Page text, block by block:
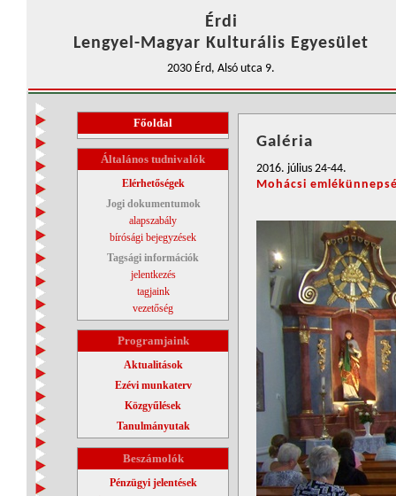
Érdi
Lengyel-Magyar Kulturális Egyesület
2030 Érd, Alsó utca 9.
Főoldal
Általános tudnivalók
Elérhetőségek
Jogi dokumentumok
alapszabály
bírósági bejegyzések
Tagsági információk
jelentkezés
tagjaink
vezetőség
Programjaink
Aktualitások
Ezévi munkaterv
Közgyűlések
Tanulmányutak
Beszámolók
Pénzügyi jelentések
Galéria
2016. július 24-44.
Mohácsi